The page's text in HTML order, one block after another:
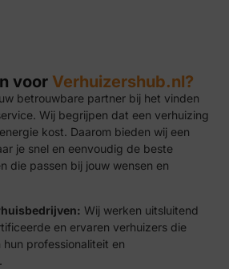
voor Verhuizershub.nl?
betrouwbare partner bij het vinden
Wij begrijpen dat een verhuizing
kost. Daarom bieden wij een
je snel en eenvoudig de beste
die passen bij jouw wensen en
Wij werken uitsluitend
en ervaren verhuizers die
professionaliteit en